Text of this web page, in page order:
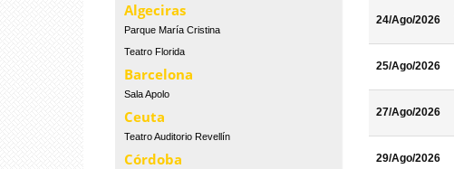
Algeciras
Parque María Cristina
Teatro Florida
Barcelona
Sala Apolo
Ceuta
Teatro Auditorio Revellín
Córdoba
24/Ago/2026
25/Ago/2026
27/Ago/2026
29/Ago/2026